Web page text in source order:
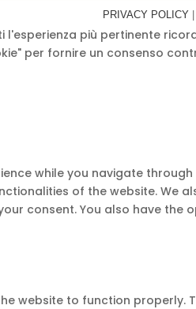
PRIVACY POLICY|
più pertinente
per fornire un consenso
while you navigate
of the website. We
consent. You also have
website to function